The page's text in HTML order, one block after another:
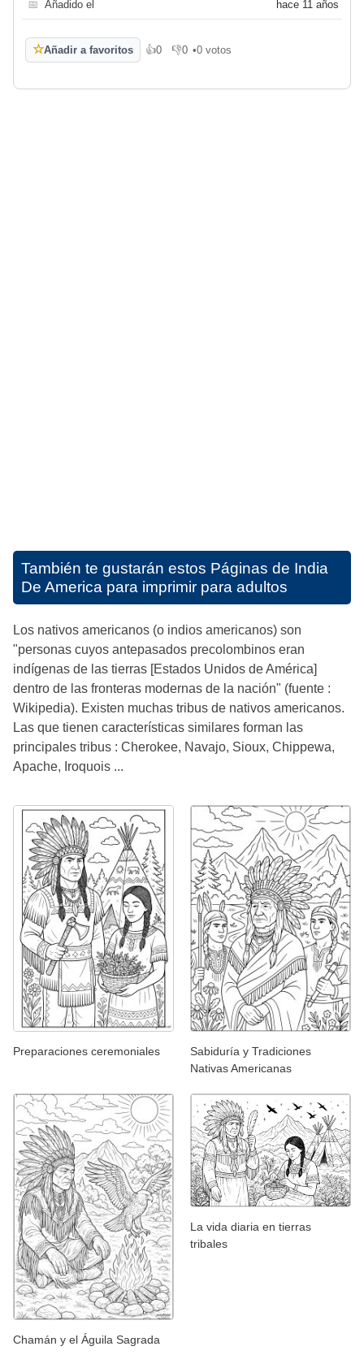
📅 Añadido el hace 11 años
☆Añadir a favoritos 👍0
Me gusta
👎0
No me gusta
•0 votos
También te gustarán estos Páginas de India
De America para imprimir para adultos
Los nativos americanos (o indios americanos) son
"personas cuyos antepasados precolombinos eran
indígenas de las tierras [Estados Unidos de América]
dentro de las fronteras modernas de la nación" (fuente :
Wikipedia). Existen muchas tribus de nativos americanos.
Las que tienen características similares forman las
principales tribus : Cherokee, Navajo, Sioux, Chippewa,
Apache, Iroquois ...
Preparaciones ceremoniales
Sabiduría y Tradiciones
Nativas Americanas
Chamán y el Águila Sagrada
La vida diaria en tierras
tribales